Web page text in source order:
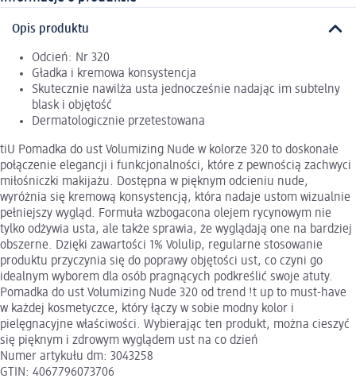
Opis produktu
Odcień: Nr 320
Gładka i kremowa konsystencja
Skutecznie nawilża usta jednocześnie nadając im subtelny
blask i objętość
Dermatologicznie przetestowana
tiU Pomadka do ust Volumizing Nude w kolorze 320 to doskonałe
połączenie elegancji i funkcjonalności, które z pewnością zachwyci
miłośniczki makijażu. Dostępna w pięknym odcieniu nude,
wyróżnia się kremową konsystencją, która nadaje ustom wizualnie
pełniejszy wygląd. Formuła wzbogacona olejem rycynowym nie
tylko odżywia usta, ale także sprawia, że wyglądają one na bardziej
obszerne. Dzięki zawartości 1% Volulip, regularne stosowanie
produktu przyczynia się do poprawy objętości ust, co czyni go
idealnym wyborem dla osób pragnących podkreślić swoje atuty.
Pomadka do ust Volumizing Nude 320 od trend !t up to must-have
w każdej kosmetyczce, który łączy w sobie modny kolor i
pielęgnacyjne właściwości. Wybierając ten produkt, można cieszyć
się pięknym i zdrowym wyglądem ust na co dzień
Numer artykułu dm: 3043258
GTIN: 4067796073706